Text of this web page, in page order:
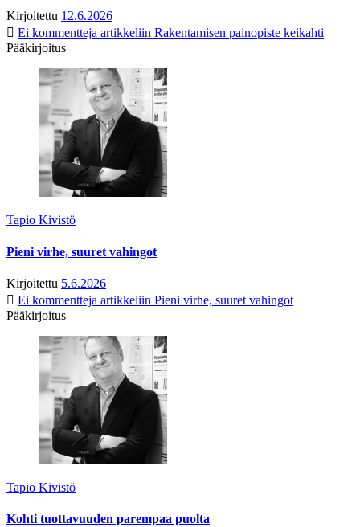
Kirjoitettu 12.6.2026
Ei kommentteja artikkeliin Rakentamisen painopiste keikahti
Pääkirjoitus
Tapio Kivistö
Pieni virhe, suuret vahingot
Kirjoitettu 5.6.2026
Ei kommentteja artikkeliin Pieni virhe, suuret vahingot
Pääkirjoitus
Tapio Kivistö
Kohti tuottavuuden parempaa puolta